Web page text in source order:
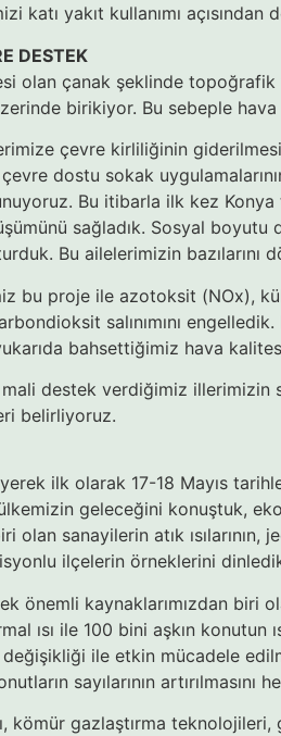
katı yakıt kullanımı açısından
DESTEK
olan çanak şeklinde
birikiyor. Bu sebeple
çevre kirliliğinin
dostu sokak
Bu itibarla ilk kez
sağladık. Sosyal
Bu ailelerimizin
bu proje ile azotoksit (NOx),
salınımını
bahsettiğimiz hava
destek verdiğimiz illerimizin
belirliyoruz.
ilk olarak 17-18 Mayıs
ülkemizin geleceğini konuştuk,
sanayilerin atık ısılarının,
ilçelerin örneklerini
önemli kaynaklarımızdan
ısı ile 100 bini aşkın konutun
ile etkin mücadele
sayılarının artırılmasını
kömür gazlaştırma